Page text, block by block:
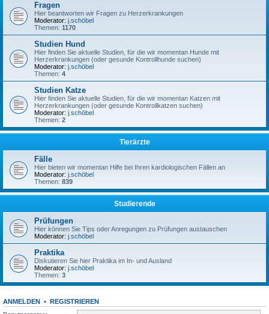
Fragen
Hier beantworten wir Fragen zu Herzerkrankungen
Moderator: j.schöbel
Themen: 1170
Studien Hund
Hier finden Sie aktuelle Studien, für die wir momentan Hunde mit
Herzerkrankungen (oder gesunde Kontrollhunde suchen)
Moderator: j.schöbel
Themen: 4
Studien Katze
Hier finden Sie aktuelle Studien, für die wir momentan Katzen mit
Herzerkrankungen (oder gesunde Kontrollkatzen suchen)
Moderator: j.schöbel
Themen: 2
Tierärzte
Fälle
Hier bieten wir momentan Hilfe bei Ihren kardiologischen Fällen an
Moderator: j.schöbel
Themen: 839
Studierende
Prüfungen
Hier können Sie Tips oder Anregungen zu Prüfungen austauschen
Moderator: j.schöbel
Praktika
Diskutieren Sie hier Praktika im In- und Ausland
Moderator: j.schöbel
Themen: 3
ANMELDEN • REGISTRIEREN